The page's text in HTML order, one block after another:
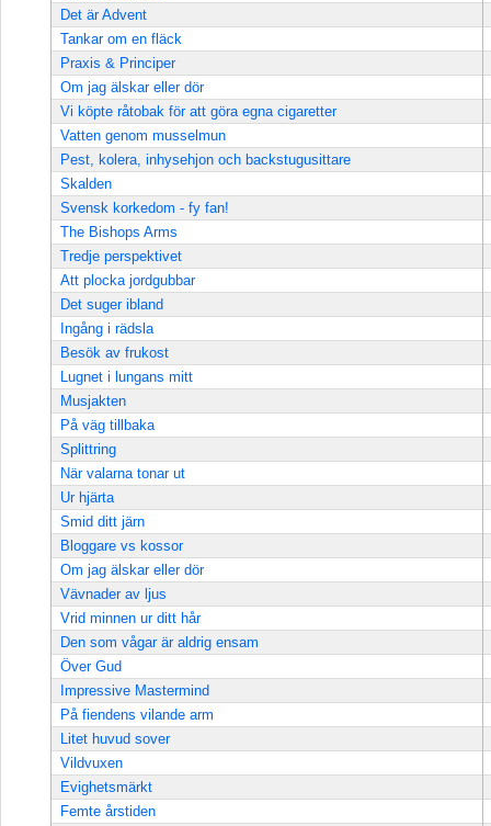
Det är Advent
Tankar om en fläck
Praxis & Principer
Om jag älskar eller dör
Vi köpte råtobak för att göra egna cigaretter
Vatten genom musselmun
Pest, kolera, inhysehjon och backstugusittare
Skalden
Svensk korkedom - fy fan!
The Bishops Arms
Tredje perspektivet
Att plocka jordgubbar
Det suger ibland
Ingång i rädsla
Besök av frukost
Lugnet i lungans mitt
Musjakten
På väg tillbaka
Splittring
När valarna tonar ut
Ur hjärta
Smid ditt järn
Bloggare vs kossor
Om jag älskar eller dör
Vävnader av ljus
Vrid minnen ur ditt hår
Den som vågar är aldrig ensam
Över Gud
Impressive Mastermind
På fiendens vilande arm
Litet huvud sover
Vildvuxen
Evighetsmärkt
Femte årstiden